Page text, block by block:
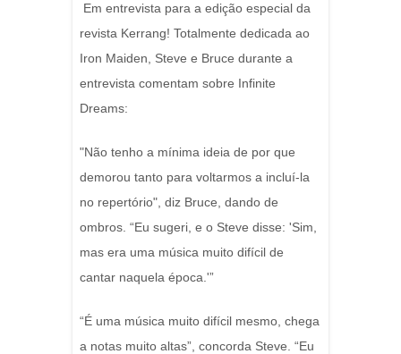
Em entrevista para a edição especial da
revista Kerrang! Totalmente dedicada ao
Iron Maiden, Steve e Bruce durante a
entrevista comentam sobre Infinite
Dreams:
"Não tenho a mínima ideia de por que
demorou tanto para voltarmos a incluí-la
no repertório", diz Bruce, dando de
ombros. “Eu sugeri, e o Steve disse: 'Sim,
mas era uma música muito difícil de
cantar naquela época.'”
“É uma música muito difícil mesmo, chega
a notas muito altas”, concorda Steve. “Eu